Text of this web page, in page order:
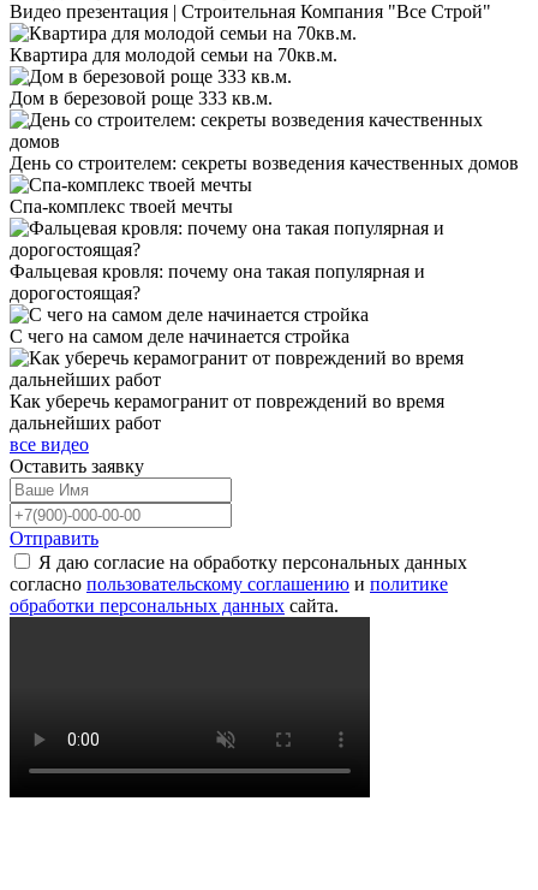
Видео презентация | Строительная Компания "Все Строй"
Квартира для молодой семьи на 70кв.м.
Дом в березовой роще 333 кв.м.
День со строителем: секреты возведения качественных домов
Спа-комплекс твоей мечты
Фальцевая кровля: почему она такая популярная и
дорогостоящая?
С чего на самом деле начинается стройка
Как уберечь керамогранит от повреждений во время
дальнейших работ
все видео
Оставить заявку
Отправить
Я даю согласие на обработку персональных данных
согласно пользовательскому соглашению и политике
обработки персональных данных сайта.